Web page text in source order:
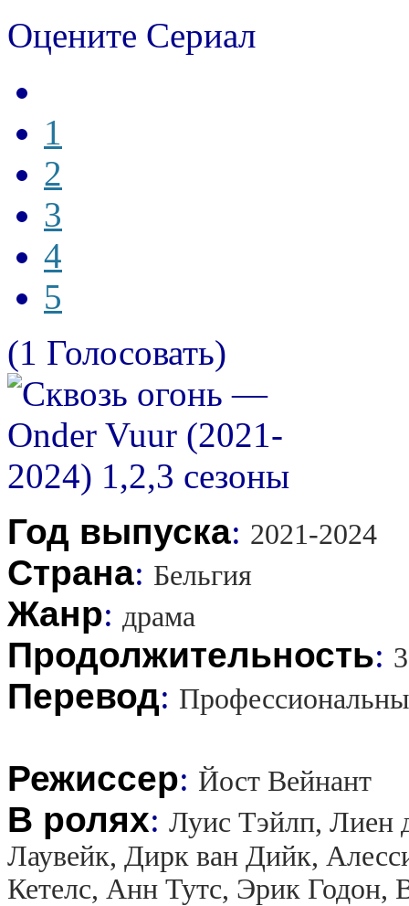
Оцените Сериал
1
2
3
4
5
(1 Голосовать)
Год выпуска: 2021-2024
Страна: Бельгия
Жанр: драма
Продолжительность:
Перевод:
Режиссер: Йост Вейнант
В ролях: Луис Тэйлп, Лиен
Лаувейк, Дирк ван Дийк,
Кетелс, Анн Тутс, Эрик Годон,